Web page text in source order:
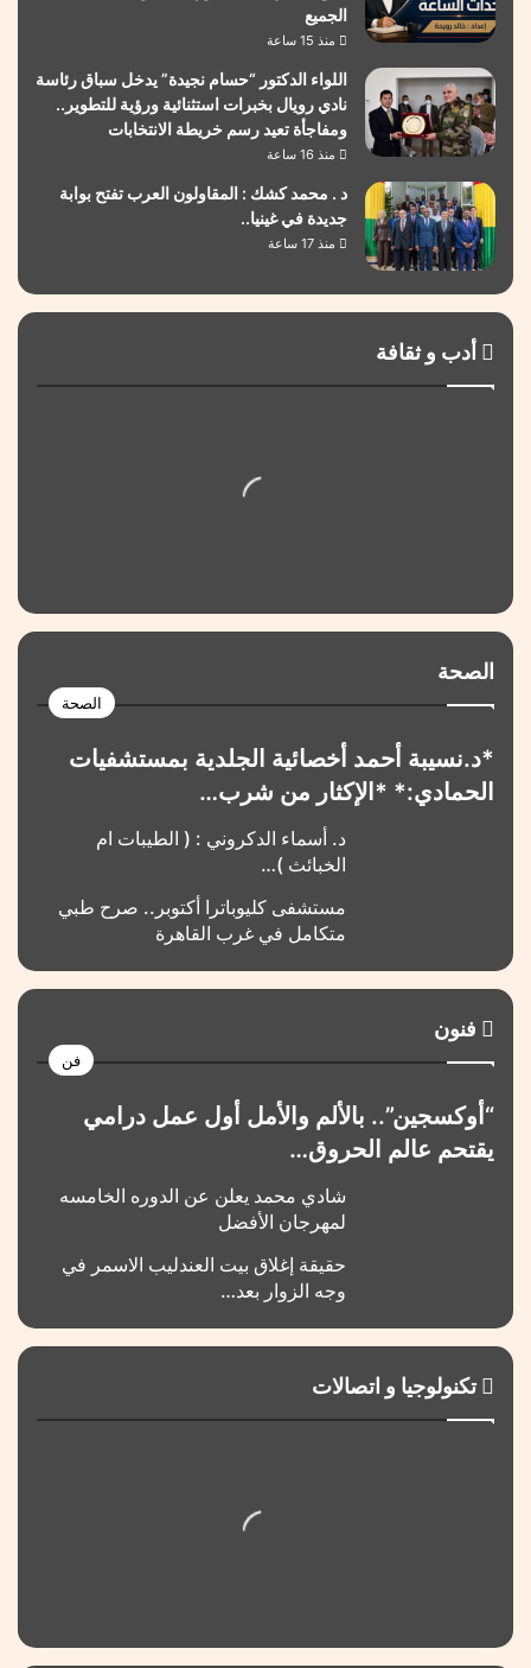
الجميع
منذ 15 ساعة
اللواء الدكتور “حسام نجيدة” يدخل سباق رئاسة
نادي رويال بخبرات استثنائية ورؤية للتطوير..
ومفاجأة تعيد رسم خريطة الانتخابات
منذ 16 ساعة
د . محمد كشك : المقاولون العرب تفتح بوابة
جديدة في غينيا..
منذ 17 ساعة
أدب و ثقافة
الصحة
الصحة
*د.نسيبة أحمد أخصائية الجلدية بمستشفيات
الحمادي:* *الإكثار من شرب…
د. أسماء الدكروني : ( الطيبات ام
الخبائث )…
مستشفى كليوباترا أكتوبر.. صرح طبي
متكامل في غرب القاهرة
فنون
فن
“أوكسجين”.. بالألم والأمل أول عمل درامي
يقتحم عالم الحروق…
شادي محمد يعلن عن الدوره الخامسه
لمهرجان الأفضل
حقيقة إغلاق بيت العندليب الاسمر في
وجه الزوار بعد…
تكنولوجيا و اتصالات